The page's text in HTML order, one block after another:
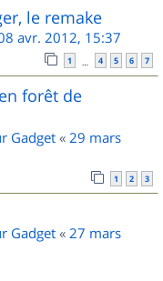
le remake
avr. 2012, 15:37
1 … 4 5 6 7
forêt de
Gadget « 29 mars
1 2 3
Gadget « 27 mars